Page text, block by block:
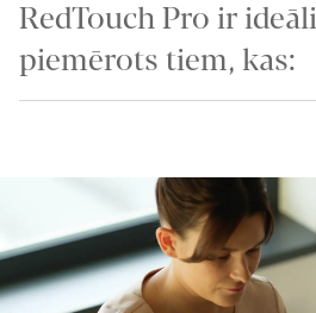
RedTouch Pro ir ideāli
piemērots tiem, kas: